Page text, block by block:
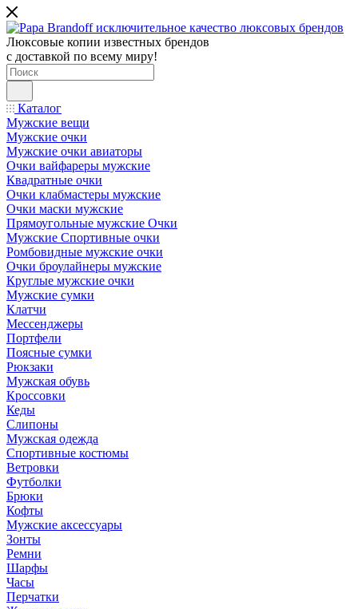
Люксовые копии известных брендов
с доставкой по всему миру!
Каталог
Мужские вещи
Мужские очки
Мужские очки авиаторы
Очки вайфареры мужские
Квадратные очки
Очки клабмастеры мужские
Очки маски мужские
Прямоугольные мужские Очки
Мужские Спортивные очки
Ромбовидные мужские очки
Очки броулайнеры мужские
Круглые мужские очки
Мужские сумки
Клатчи
Мессенджеры
Портфели
Поясные сумки
Рюкзаки
Мужская обувь
Кроссовки
Кеды
Слипоны
Мужская одежда
Спортивные костюмы
Ветровки
Футболки
Брюки
Кофты
Мужские аксессуары
Зонты
Ремни
Шарфы
Часы
Перчатки